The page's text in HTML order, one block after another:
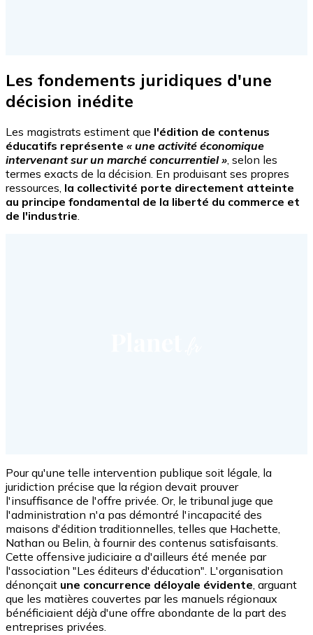
Les fondements juridiques d'une
décision inédite
Les magistrats estiment que l'édition de contenus
éducatifs représente « une activité économique
intervenant sur un marché concurrentiel », selon les
termes exacts de la décision. En produisant ses propres
ressources, la collectivité porte directement atteinte
au principe fondamental de la liberté du commerce et
de l'industrie.
Pour qu'une telle intervention publique soit légale, la
juridiction précise que la région devait prouver
l'insuffisance de l'offre privée. Or, le tribunal juge que
l'administration n'a pas démontré l'incapacité des
maisons d'édition traditionnelles, telles que Hachette,
Nathan ou Belin, à fournir des contenus satisfaisants.
Cette offensive judiciaire a d'ailleurs été menée par
l'association "Les éditeurs d'éducation". L'organisation
dénonçait une concurrence déloyale évidente, arguant
que les matières couvertes par les manuels régionaux
bénéficiaient déjà d'une offre abondante de la part des
entreprises privées.